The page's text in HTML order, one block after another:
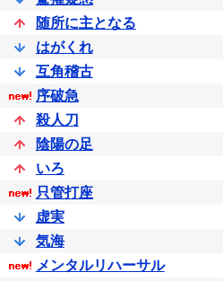
随所に主となる
はがくれ
互角稽古
序破急
殺人刀
陰陽の足
いろ
只管打座
虚実
気海
メンタルリハーサル